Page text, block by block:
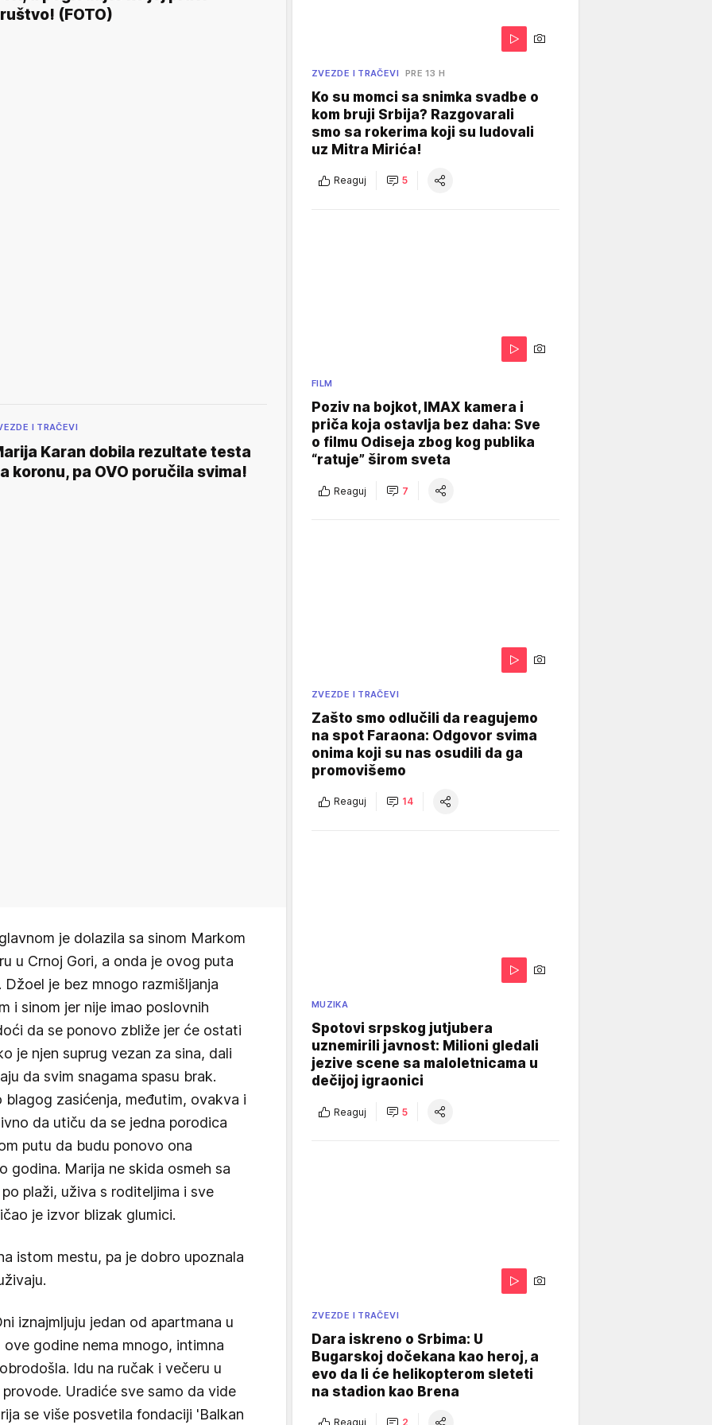
(FOTO)
I TRAČEVI
Karan dobila rezultate testa
koronu, pa OVO poručila svima!
je dolazila sa sinom Markom
u Crnoj Gori, a onda je ovog puta
je bez mnogo razmišljanja
i sinom jer nije imao poslovnih
da se ponovo zbliže jer će ostati
je njen suprug vezan za sina, dali
da svim snagama spasu brak.
zasićenja, međutim, ovakva i
da utiču da se jedna porodica
putu da budu ponovo ona
godina. Marija ne skida osmeh sa
plaži, uživa s roditeljima i sve
je izvor blizak glumici.
istom mestu, pa je dobro upoznala
iznajmljuju jedan od apartmana u
godine nema mnogo, intimna
Idu na ručak i večeru u
Uradiće sve samo da vide
se više posvetila fondaciji 'Balkan
ZVEZDE I TRAČEVI PRE 13 H
Ko su momci sa snimka svadbe o
kom bruji Srbija? Razgovarali
smo sa rokerima koji su ludovali
uz Mitra Mirića!
Reaguj 5
FILM
Poziv na bojkot, IMAX kamera i
priča koja ostavlja bez daha: Sve
o filmu Odiseja zbog kog publika
“ratuje” širom sveta
Reaguj 7
ZVEZDE I TRAČEVI
Zašto smo odlučili da reagujemo
na spot Faraona: Odgovor svima
onima koji su nas osudili da ga
promovišemo
Reaguj 14
MUZIKA
Spotovi srpskog jutjubera
uznemirili javnost: Milioni gledali
jezive scene sa maloletnicama u
dečijoj igraonici
Reaguj 5
ZVEZDE I TRAČEVI
Dara iskreno o Srbima: U
Bugarskoj dočekana kao heroj, a
evo da li će helikopterom sleteti
na stadion kao Brena
Reaguj 2